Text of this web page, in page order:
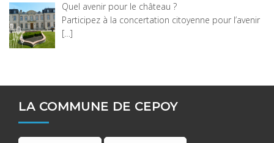
Quel avenir pour le château ?
Participez à la concertation citoyenne pour l’avenir
[…]
LA COMMUNE DE CEPOY